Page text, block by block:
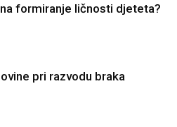
formiranje ličnosti djeteta?
pri razvodu braka